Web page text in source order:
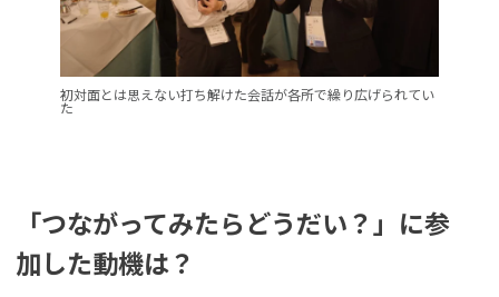
初対面とは思えない打ち解けた会話が各所で繰り広げられてい
た
「つながってみたらどうだい？」に参
加した動機は？